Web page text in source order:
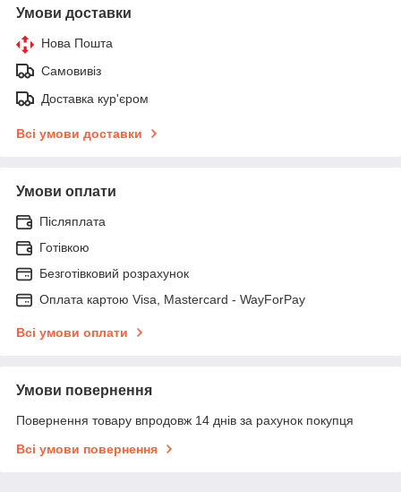
Умови доставки
Нова Пошта
Самовивіз
Доставка кур'єром
Всі умови доставки
Умови оплати
Післяплата
Готівкою
Безготівковий розрахунок
Оплата картою Visa, Mastercard - WayForPay
Всі умови оплати
Умови повернення
Повернення товару впродовж 14 днів за рахунок покупця
Всі умови повернення